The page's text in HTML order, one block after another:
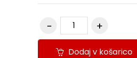
Dodaj v košarico